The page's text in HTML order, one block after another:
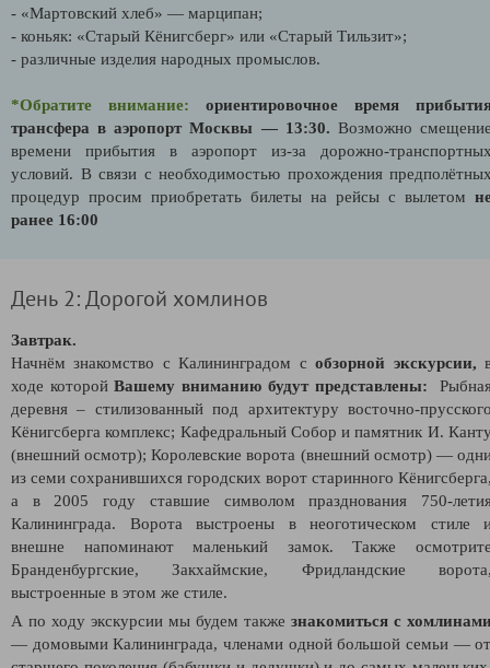
- «Мартовский хлеб» — марципан;
- коньяк: «Старый Кёнигсберг» или «Старый Тильзит»;
- различные изделия народных промыслов.
*Обратите внимание: ориентировочное время
трансфера в аэропорт Москвы — 13:30. Возможно
времени прибытия в аэропорт из-за дорожно-
условий. В связи с необходимостью прохождения
процедур просим приобретать билеты на рейсы с вылетом
ранее 16:00
День 2: Дорогой хомлинов
Завтрак.
Начнём знакомство с Калининградом собзорной экскурсии,
ходе которойВашему вниманию будут представлены:
деревня – стилизованный под архитектуру восточно-
Кёнигсберга комплекс; Кафедральный Собор и памятник И.
(внешний осмотр); Королевские ворота (внешний осмотр) —
из семи сохранившихся городских ворот старинного
а в 2005 году ставшие символом празднования 750-
Калининграда. Ворота выстроены в неоготическом стиле
внешне напоминают маленький замок. Также
Бранденбургские, Закхаймские, Фридландские
выстроенные в этом же стиле.
А по ходу экскурсии мы будем также знакомиться с
— домовыми Калининграда, членами одной большой семьи —